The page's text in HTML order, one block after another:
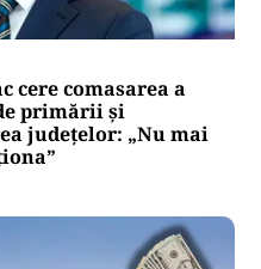
cere comasarea a
primării și
județelor: „Nu mai